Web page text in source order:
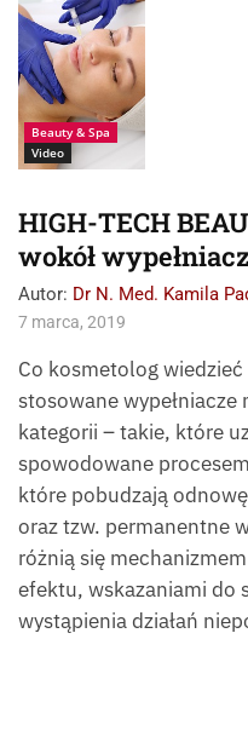
Robert_Przybysz
Beauty & Spa
Video
HIGH-TECH
wokół
Autor: Dr N. Med. Kamila
7 marca, 2019
Co kosmetolog
stosowane
kategorii – takie, które
spowodowane
które pobudzają
oraz tzw. permanentne
różnią się
efektu, wskazaniami do
wystąpienia działań